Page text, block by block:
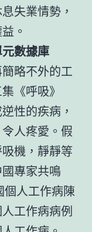
失業情勢，
。
數據庫
略不外的工
《呼吸》
性的疾病，
人疼愛。假
機，靜靜等
專家共鳴
個人工作病陳
工作病病例